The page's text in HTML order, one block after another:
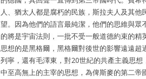
人、猶太人都是腐朽的民族，斯拉夫人及其
望。因為他們的語言最純潔，他們的思維與
的將是宇宙法則，一批不受一般道德約束的
思想的是黑格爾，黑格爾對後世的影響遠遠超
列寧，還有毛澤東，對20世紀的共產主義思
中至高無上的主宰的思想，為俾斯麥的第二帝